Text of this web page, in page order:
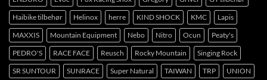
Haibike tilbehør Helinox herre KIND SHOCK KMC Lapis
MAXXIS Mountain Equipment Nebo Nitro Ocun Peaty's
PEDRO'S RACE FACE Reusch Rocky Mountain Singing Rock
SR SUNTOUR SUNRACE Super Natural TAIWAN TRP UNION